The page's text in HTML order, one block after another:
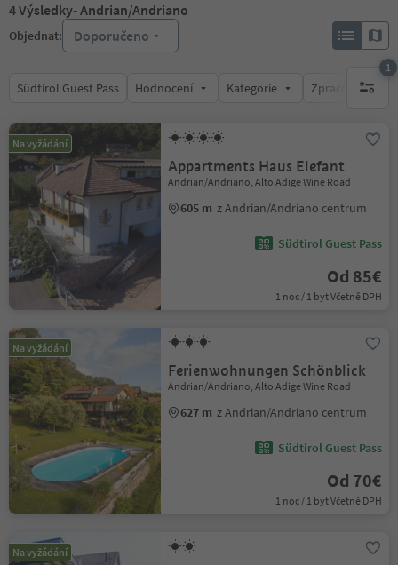
4Výsledky- Andrian/Andriano
Objednat: Doporučeno
Südtirol Guest Pass Hodnocení Kategorie Zpracovává
1
1
Na vyžádání
Appartments Haus Elefant
Andrian/Andriano, Alto Adige Wine Road
605 m z Andrian/Andriano centrum
Südtirol Guest Pass
Od 85€
1 noc / 1 byt Včetně DPH
Na vyžádání
Ferienwohnungen Schönblick
Andrian/Andriano, Alto Adige Wine Road
627 m z Andrian/Andriano centrum
Südtirol Guest Pass
Od 70€
1 noc / 1 byt Včetně DPH
Na vyžádání